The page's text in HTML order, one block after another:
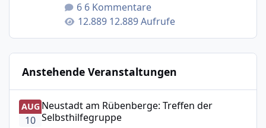
6 Kommentare
12.889 Aufrufe
Anstehende Veranstaltungen
Neustadt am Rübenberge: Treffen der Selbsthilfegruppe
AUG
10
Neustadt am Rübenberge: Treffen der
Selbsthilfegruppe